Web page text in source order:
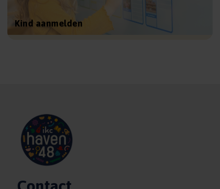
Kind aanmelden